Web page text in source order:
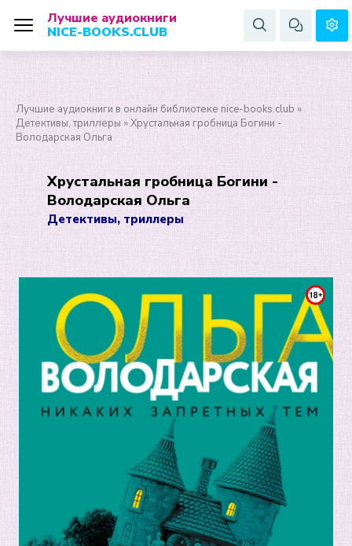
Лучшие аудиокниги
NICE-BOOKS.CLUB
Лучшие аудиокниги в онлайн библиотеке nice-books.club »
Детективы, триллеры » Хрустальная гробница Богини -
Володарская Ольга
Хрустальная гробница Богини -
Володарская Ольга
Детективы, триллеры